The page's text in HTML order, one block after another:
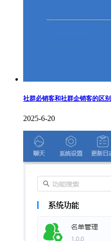
社群必销客和社群企销客的区
2025-6-20